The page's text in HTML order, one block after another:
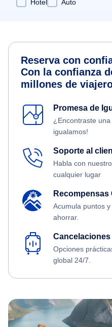
Hotel
Auto
Reserva con
Con la confianza
millones de
Promesa de
¿Encontraste
igualamos!
Soporte al
Habla con
cualquier lugar
Recompensas
Acumula puntos
ahorrar.
Opciones
global 24/7.